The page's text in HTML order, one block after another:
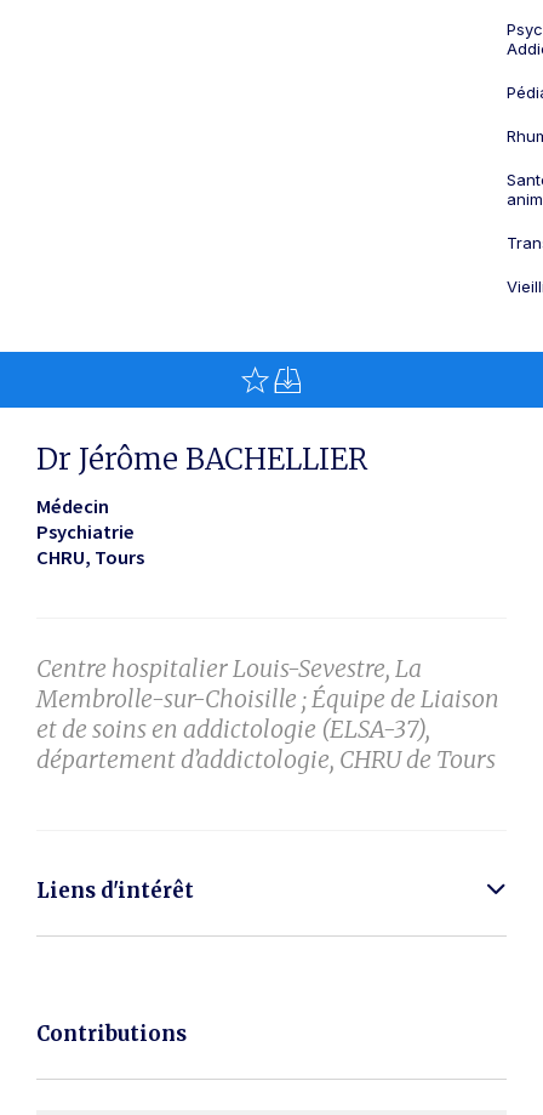
Dr Jérôme BACHELLIER
Médecin
Psychiatrie
CHRU Tours
Centre hospitalier Louis-Sevestre, La
Membrolle-sur-Choisille ; Équipe de Liaison
et de soins en addictologie (ELSA-37),
département d’addictologie, CHRU de Tours
Liens d'intérêt
Contributions